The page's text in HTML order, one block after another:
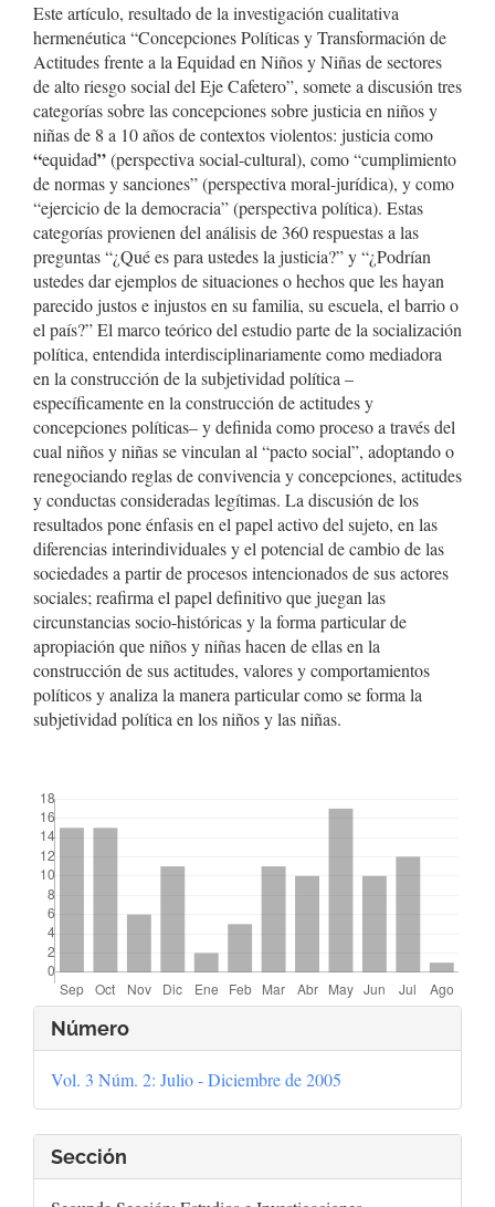
Este artículo, resultado de la investigación cualitativa
hermenéutica “Concepciones Políticas y Transformación de
Actitudes frente a la Equidad en Niños y Niñas de sectores
de alto riesgo social del Eje Cafetero”, somete a discusión tres
categorías sobre las concepciones sobre justicia en niños y
niñas de 8 a 10 años de contextos violentos: justicia como
“equidad”(perspectiva social-cultural), como “cumplimiento
de normas y sanciones” (perspectiva moral-jurídica), y como
“ejercicio de la democracia” (perspectiva política). Estas
categorías provienen del análisis de 360 respuestas a las
preguntas “¿Qué es para ustedes la justicia?” y “¿Podrían
ustedes dar ejemplos de situaciones o hechos que les hayan
parecido justos e injustos en su familia, su escuela, el barrio o
el país?” El marco teórico del estudio parte de la socialización
política, entendida interdisciplinariamente como mediadora
en la construcción de la subjetividad política –
específicamente en la construcción de actitudes y
concepciones políticas– y definida como proceso a través del
cual niños y niñas se vinculan al “pacto social”, adoptando o
renegociando reglas de convivencia y concepciones, actitudes
y conductas consideradas legítimas. La discusión de los
resultados pone énfasis en el papel activo del sujeto, en las
diferencias interindividuales y el potencial de cambio de las
sociedades a partir de procesos intencionados de sus actores
sociales; reafirma el papel definitivo que juegan las
circunstancias socio-históricas y la forma particular de
apropiación que niños y niñas hacen de ellas en la
construcción de sus actitudes, valores y comportamientos
políticos y analiza la manera particular como se forma la
subjetividad política en los niños y las niñas.
Detalles
del
artículo
Número
Vol. 3 Núm. 2: Julio - Diciembre de 2005
Sección